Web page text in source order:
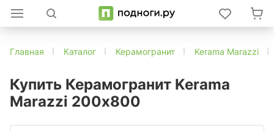
Главная Каталог Керамогранит Kerama Marazzi
Купить Керамогранит Kerama
Marazzi 200х800